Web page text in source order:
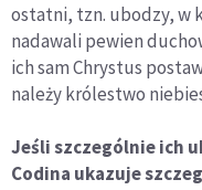
ostatni, tzn. ubodzy, w
nadawali pewien
ich sam Chrystus
należy królestwo
Jeśli szczególnie ich
Codina ukazuje